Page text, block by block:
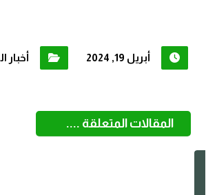
أبريل 19, 2024 أخبار
المقالات المتعلقة ....